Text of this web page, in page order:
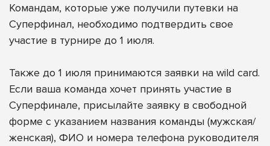
Командам, которые уже получили путевки на
Суперфинал, необходимо подтвердить свое
участие в турнире до 1 июля.
Также до 1 июля принимаются заявки на wild card.
Если ваша команда хочет принять участие в
Суперфинале, присылайте заявку в свободной
форме с указанием названия команды (мужская/
женская), ФИО и номера телефона руководителя